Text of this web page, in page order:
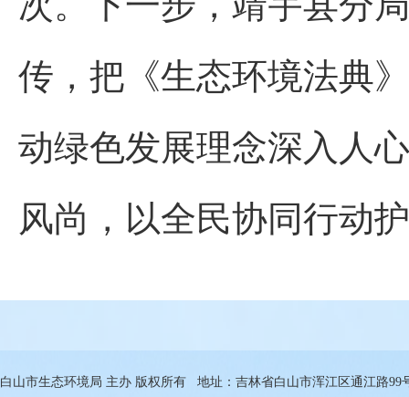
传，把《生态环境法典
动绿色发展理念深入人
风尚，以全民协同行动
白山市生态环境局 主办 版权所有 地址：吉林省白山市浑江区通江路99